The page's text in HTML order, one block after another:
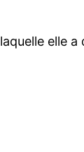
elle a